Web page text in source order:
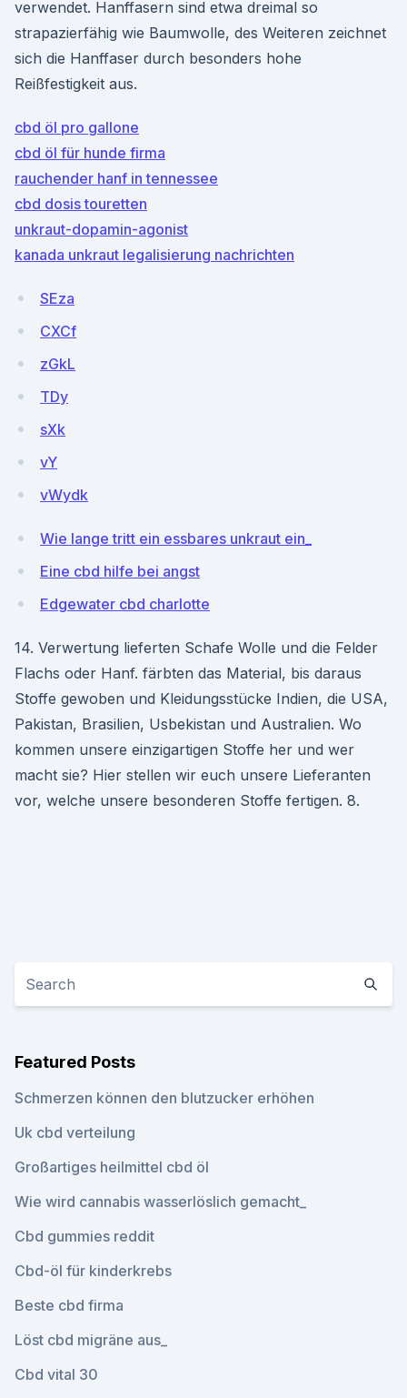
verwendet. Hanffasern sind etwa dreimal so
strapazierfähig wie Baumwolle, des Weiteren zeichnet
sich die Hanffaser durch besonders hohe
Reißfestigkeit aus.
cbd öl pro gallone
cbd öl für hunde firma
rauchender hanf in tennessee
cbd dosis touretten
unkraut-dopamin-agonist
kanada unkraut legalisierung nachrichten
SEza
CXCf
zGkL
TDy
sXk
vY
vWydk
Wie lange tritt ein essbares unkraut ein_
Eine cbd hilfe bei angst
Edgewater cbd charlotte
14. Verwertung lieferten Schafe Wolle und die Felder
Flachs oder Hanf. färbten das Material, bis daraus
Stoffe gewoben und Kleidungsstücke Indien, die USA,
Pakistan, Brasilien, Usbekistan und Australien. Wo
kommen unsere einzigartigen Stoffe her und wer
macht sie? Hier stellen wir euch unsere Lieferanten
vor, welche unsere besonderen Stoffe fertigen. 8.
Featured Posts
Schmerzen können den blutzucker erhöhen
Uk cbd verteilung
Großartiges heilmittel cbd öl
Wie wird cannabis wasserlöslich gemacht_
Cbd gummies reddit
Cbd-öl für kinderkrebs
Beste cbd firma
Löst cbd migräne aus_
Cbd vital 30